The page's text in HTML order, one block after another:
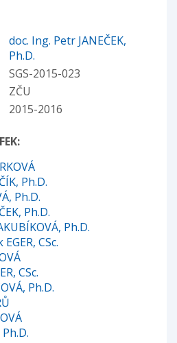
doc. Ing. Petr JANEČEK,
Ph.D.
SGS-2015-023
ZČU
2015-2016
Ph.D.
Ph.D.
Ph.D.
Ph.D.
CSc.
CSc.
Ph.D.